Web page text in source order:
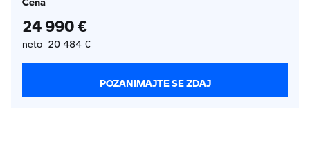
24 990 €
neto 20 484 €
POZANIMAJTE SE ZDAJ